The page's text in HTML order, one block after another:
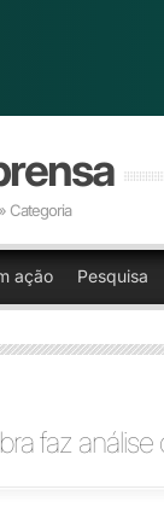
» Categoria
ação Pesquisa
faz